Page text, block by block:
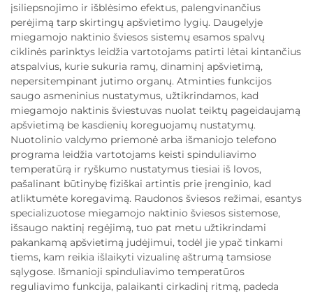
įsiliepsnojimo ir išblėsimo efektus, palengvinančius
perėjimą tarp skirtingų apšvietimo lygių. Daugelyje
miegamojo naktinio šviesos sistemų esamos spalvų
ciklinės parinktys leidžia vartotojams patirti lėtai kintančius
atspalvius, kurie sukuria ramų, dinaminį apšvietimą,
nepersitempinant jutimo organų. Atminties funkcijos
saugo asmeninius nustatymus, užtikrindamos, kad
miegamojo naktinis šviestuvas nuolat teiktų pageidaujamą
apšvietimą be kasdienių koreguojamų nustatymų.
Nuotolinio valdymo priemonė arba išmaniojo telefono
programa leidžia vartotojams keisti spinduliavimo
temperatūrą ir ryškumo nustatymus tiesiai iš lovos,
pašalinant būtinybę fiziškai artintis prie įrenginio, kad
atliktumėte koregavimą. Raudonos šviesos režimai, esantys
specializuotose miegamojo naktinio šviesos sistemose,
išsaugo naktinį regėjimą, tuo pat metu užtikrindami
pakankamą apšvietimą judėjimui, todėl jie ypač tinkami
tiems, kam reikia išlaikyti vizualinę aštrumą tamsiose
sąlygose. Išmanioji spinduliavimo temperatūros
reguliavimo funkcija, palaikanti cirkadinį ritmą, padeda